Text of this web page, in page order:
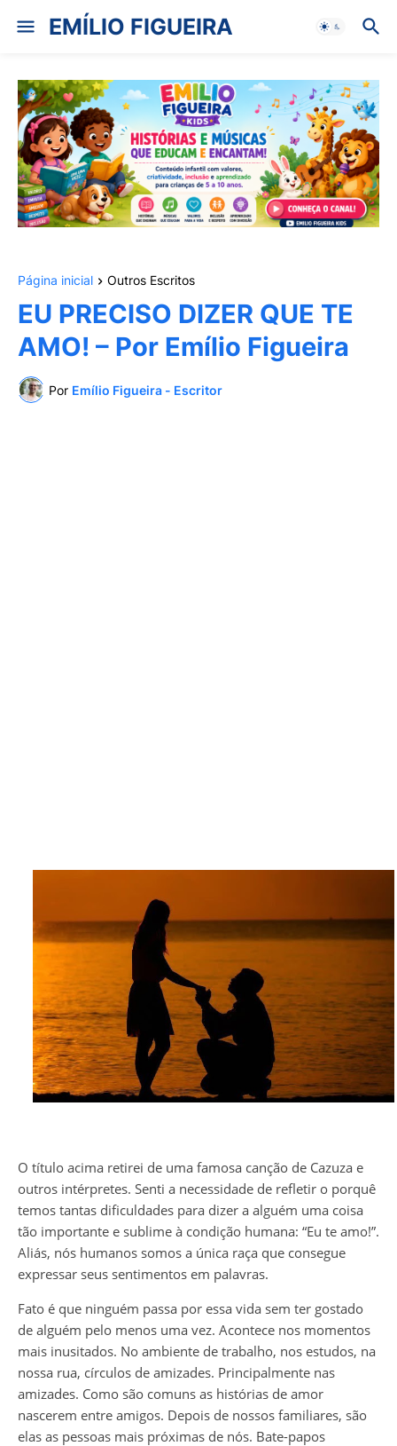
EMÍLIO FIGUEIRA
Página inicial Outros Escritos
EU PRECISO DIZER QUE TE
AMO! – Por Emílio Figueira
Por Emílio Figueira - Escritor
O título acima retirei de uma famosa canção de Cazuza e
outros intérpretes. Senti a necessidade de refletir o porquê
temos tantas dificuldades para dizer a alguém uma coisa
tão importante e sublime à condição humana: “Eu te amo!”.
Aliás, nós humanos somos a única raça que consegue
expressar seus sentimentos em palavras.
Fato é que ninguém passa por essa vida sem ter gostado
de alguém pelo menos uma vez. Acontece nos momentos
mais inusitados. No ambiente de trabalho, nos estudos, na
nossa rua, círculos de amizades. Principalmente nas
amizades. Como são comuns as histórias de amor
nascerem entre amigos. Depois de nossos familiares, são
elas as pessoas mais próximas de nós. Bate-papos